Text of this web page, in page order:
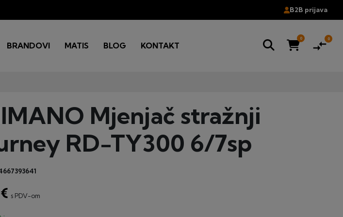
B2B prijava
BRANDOVI MATIS BLOG KONTAKT
0 compare_arrows0
Mjenjač stražnji
RD-TY300 6/7sp
s PDV-om